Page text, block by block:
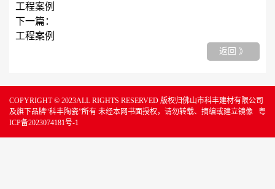
工程案例
下一篇：
工程案例
返回 》
COPYRIGHT © 2023ALL RIGHTS RESERVED 版权归佛山市科丰建材有限公司
及旗下品牌“科丰陶瓷”所有 未经本网书面授权，请勿转载、摘编或建立镜像 粤
ICP备2023074181号-1